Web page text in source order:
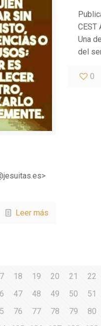
CEST
Una
del
0
Leer más
18 19 20 21 22
47 48 49 50 51
76 77 78 79 80